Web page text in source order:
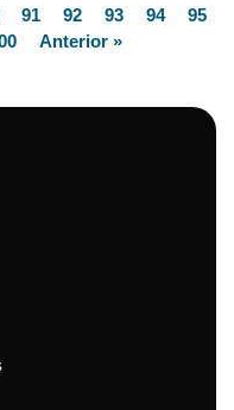
91 92 93 94
95
Anterior »